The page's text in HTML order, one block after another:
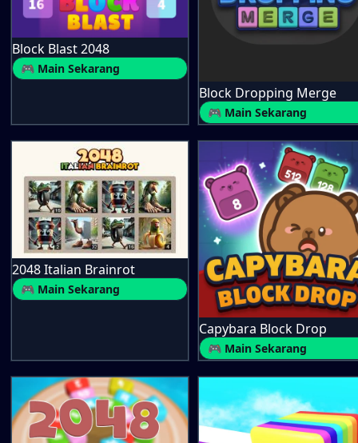
Block Blast 2048
🎮 Main Sekarang
Block Dropping Merge
🎮 Main Sekarang
2048 Italian Brainrot
🎮 Main Sekarang
Capybara Block Drop
🎮 Main Sekarang